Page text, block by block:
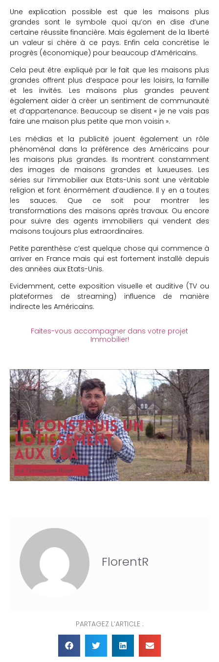
Une explication possible est que les maisons plus
grandes sont le symbole quoi qu’on en dise d’une
certaine réussite financière. Mais également de la liberté
un valeur si chère à ce pays. Enfin cela concrétise le
progrès (économique) pour beaucoup d’Américains.
Cela peut être expliqué par le fait que les maisons plus
grandes offrent plus d’espace pour les loisirs, la famille
et les invités. Les maisons plus grandes peuvent
également aider à créer un sentiment de communauté
et d’appartenance. Beaucoup se disent « je ne vais pas
faire une maison plus petite que mon voisin ».
Les médias et la publicité jouent également un rôle
phénoménal dans la préférence des Américains pour
les maisons plus grandes. Ils montrent constamment
des images de maisons grandes et luxueuses. Les
séries sur l’immobilier aux Etats-Unis sont une véritable
religion et font énormément d’audience. Il y en a toutes
les sauces. Que ce soit pour montrer les
transformations des maisons après travaux. Ou encore
pour suivre des agents immobiliers qui vendent des
maisons toujours plus extraordinaires.
Petite parenthèse c’est quelque chose qui commence à
arriver en France mais qui est fortement installé depuis
des années aux Etats-Unis.
Evidemment, cette exposition visuelle et auditive (TV ou
plateformes de streaming) influence de manière
indirecte les Américains.
Faites-vous accompagner dans votre projet
Immobilier!
FlorentR
PARTAGEZ L’ARTICLE :